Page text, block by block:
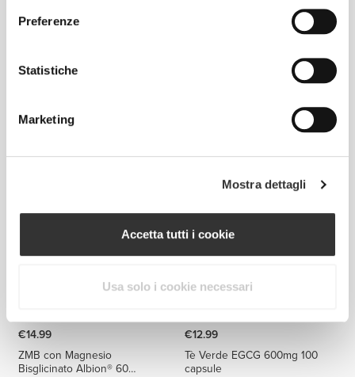
Preferenze
Statistiche
Marketing
Mostra dettagli
Accetta tutti i cookie
Usa solo i cookie necessari
€19.99
Zenzero 1500 mg 90 capsule
€14.99
ZMB con Magnesio
Bisglicinato Albion® 60
€12.99
Tè Verde EGCG 600mg 100
capsule